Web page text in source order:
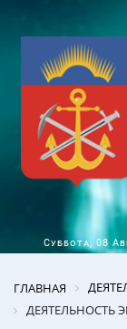
Суббота, 08
ГЛАВНАЯ
ДЕЯТЕЛЬНОСТЬ